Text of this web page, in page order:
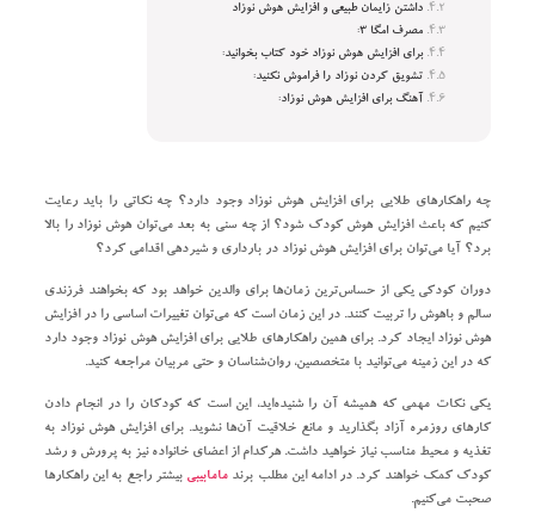
داشتن زایمان طبیعی و افزایش هوش نوزاد
مصرف امگا ۳:
برای افزایش هوش نوزاد خود کتاب بخوانید:
تشویق کردن نوزاد را فراموش نکنید:
آهنگ برای افزایش هوش نوزاد:
چه راهکارهای طلایی برای افزایش هوش نوزاد وجود دارد؟ چه نکاتی را باید رعایت
کنیم که باعث افزایش هوش کودک شود؟ از چه سنی به بعد می‌توان هوش نوزاد را بالا
برد؟ آیا می‌توان برای افزایش هوش نوزاد در بارداری و شیردهی اقدامی کرد؟
دوران کودکی یکی از حساس‌ترین زمان‌ها برای والدین خواهد بود که بخواهند فرزندی
سالم و باهوش را تربیت کنند. در این زمان است که می‌توان تغییرات اساسی را در افزایش
هوش نوزاد ایجاد کرد. برای همین راهکارهای طلایی برای افزایش هوش نوزاد وجود دارد
که در این زمینه می‌توانید با متخصصین، روان‌شناسان و حتی مربیان مراجعه کنید.
یکی نکات مهمی که همیشه آن را شنیده‌اید، این است که کودکان را در انجام‌ دادن
کارهای روزمره آزاد بگذارید و مانع خلاقیت آن‌ها نشوید. برای افزایش هوش نوزاد به
تغذیه و محیط مناسب نیاز خواهید داشت. هرکدام از اعضای خانواده نیز به پرورش و رشد
کودک کمک خواهند کرد. در ادامه این مطلب برند مامابیبی بیشتر راجع به این راهکارها
صحبت می‌کنیم.